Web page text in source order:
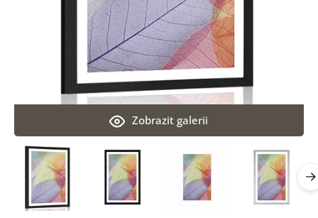
Zobrazit galerii